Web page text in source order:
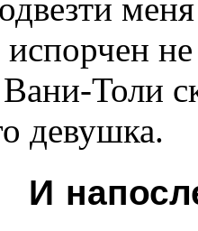
испорчен
Толи
девушка.
И